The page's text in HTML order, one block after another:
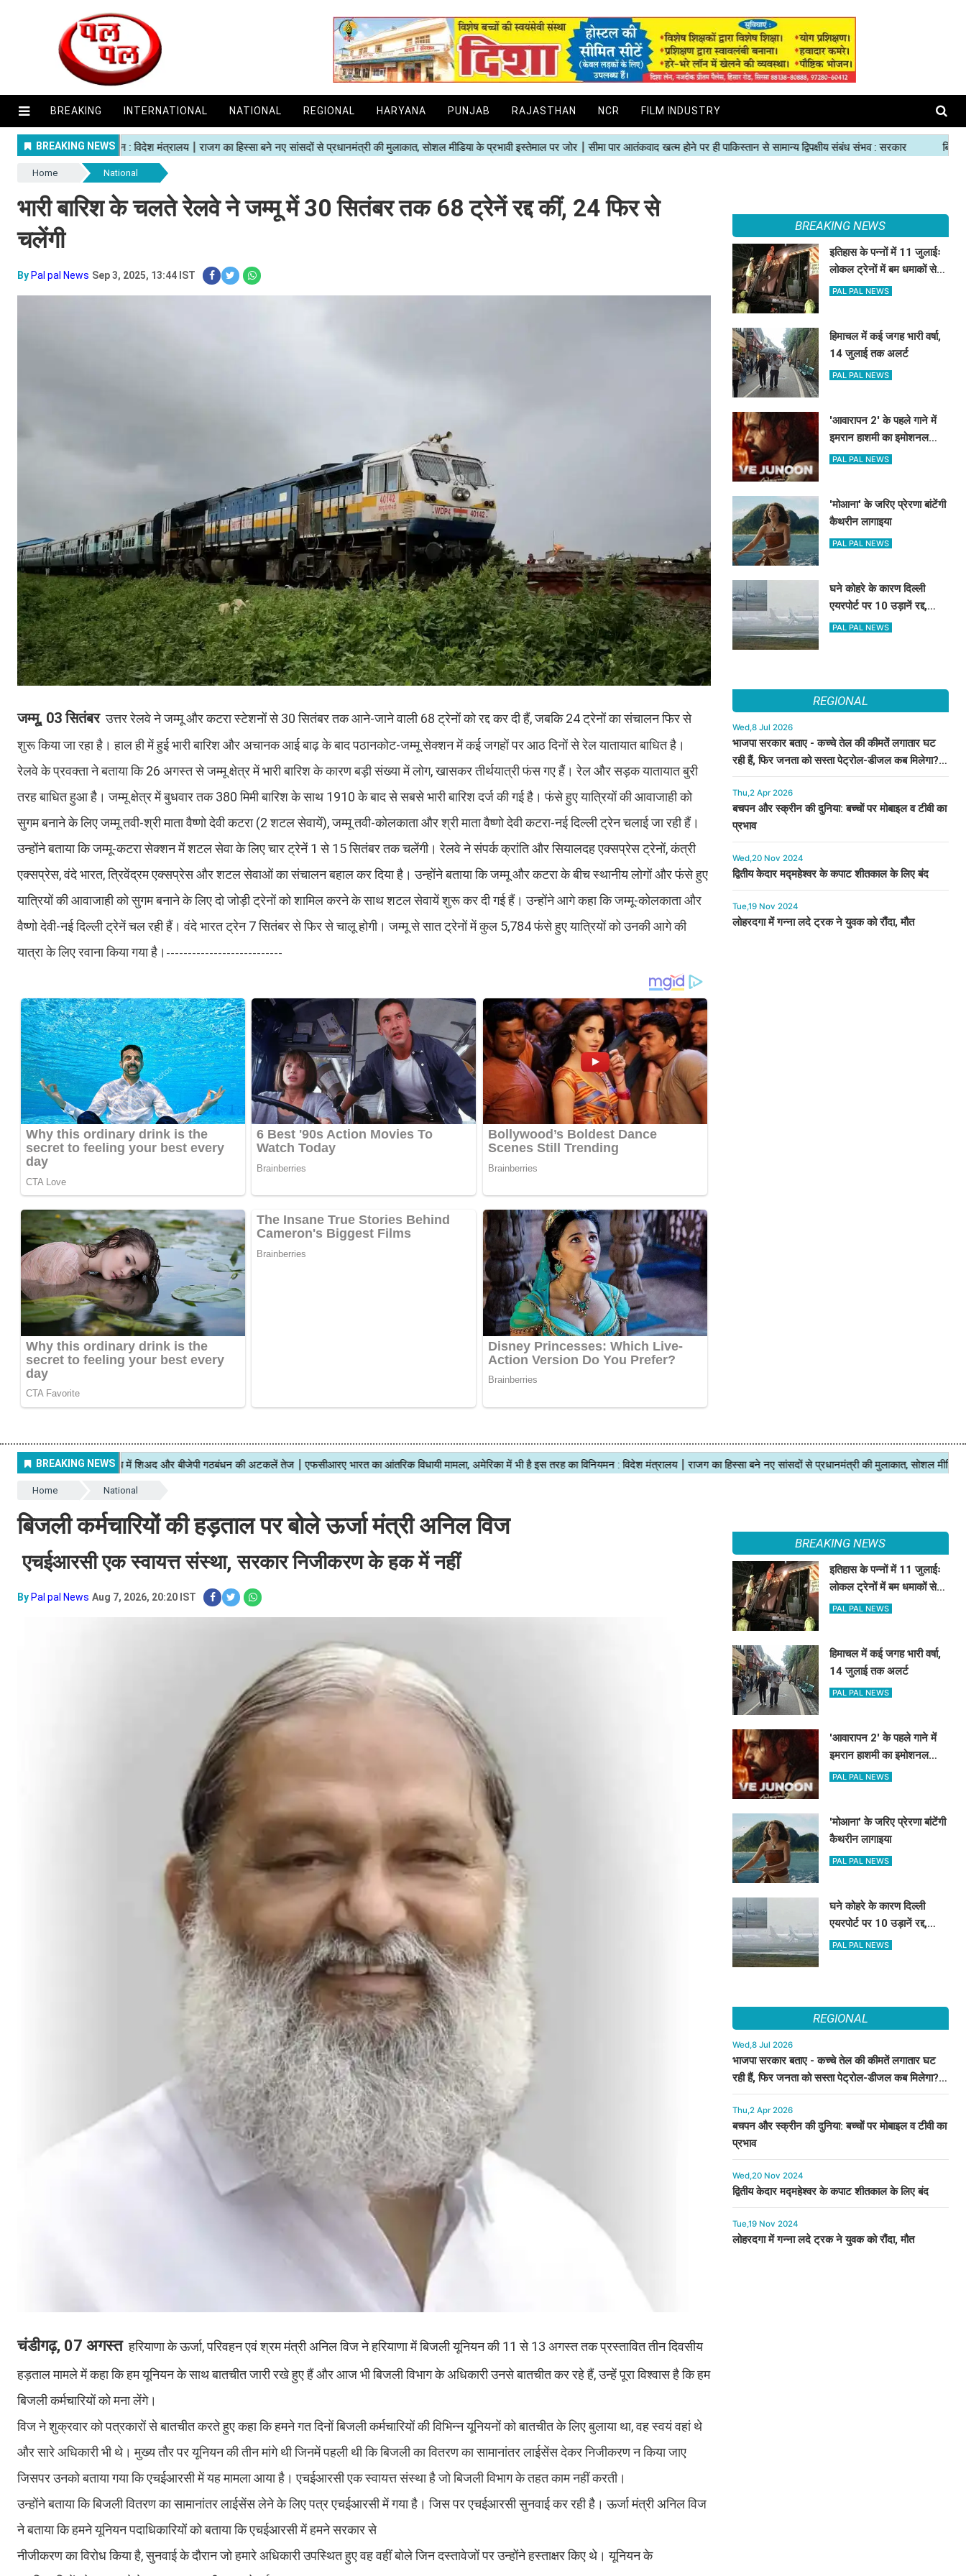
BREAKING INTERNATIONAL NATIONAL REGIONAL HARYANA PUNJAB RAJASTHAN NCR FILM INDUSTRY
Home National
भारी बारिश के चलते रेलवे ने जम्मू में 30 सितंबर तक 68 ट्रेनें रद्द कीं, 24 फिर से
चलेंगी​​​​​​​
By Pal pal News Sep 3, 2025, 13:44 IST
जम्मू, 03 सितंबरउत्तर रेलवे ने जम्मू और कटरा स्टेशनों से 30 सितंबर तक आने-जाने वाली 68 ट्रेनों को रद्द कर दी हैं, जबकि 24 ट्रेनों का संचालन फिर से
शुरू किया जा रहा है। हाल ही में हुई भारी बारिश और अचानक आई बाढ़ के बाद पठानकोट-जम्मू सेक्शन में कई जगहों पर आठ दिनों से रेल यातायात बाधित है।
रेलवे के प्रवक्ता ने बताया कि 26 अगस्त से जम्मू क्षेत्र में भारी बारिश के कारण बड़ी संख्या में लोग, खासकर तीर्थयात्री फंस गए हैं। रेल और सड़क यातायात बुरी
तरह बाधित हुआ है। जम्मू क्षेत्र में बुधवार तक 380 मिमी बारिश के साथ 1910 के बाद से सबसे भारी बारिश दर्ज की गई है। फंसे हुए यात्रियों की आवाजाही को
सुगम बनाने के लिए जम्मू तवी-श्री माता वैष्णो देवी कटरा (2 शटल सेवायें), जम्मू तवी-कोलकाता और श्री माता वैष्णो देवी कटरा-नई दिल्ली ट्रेन चलाई जा रही हैं।
उन्होंने बताया कि जम्मू-कटरा सेक्शन में शटल सेवा के लिए चार ट्रेनें 1 से 15 सितंबर तक चलेंगी। रेलवे ने संपर्क क्रांति और सियालदह एक्सप्रेस ट्रेनों, कंत्री
एक्सप्रेस, वंदे भारत, त्रिवेंद्रम एक्सप्रेस और शटल सेवाओं का संचालन बहाल कर दिया है। उन्होंने बताया कि जम्मू और कटरा के बीच स्थानीय लोगों और फंसे हुए
यात्रियों की आवाजाही को सुगम बनाने के लिए दो जोड़ी ट्रेनों को शामिल करने के साथ शटल सेवायें शुरू कर दी गई हैं। उन्होंने आगे कहा कि जम्मू-कोलकाता और
वैष्णो देवी-नई दिल्ली ट्रेनें चल रही हैं। वंदे भारत ट्रेन 7 सितंबर से फिर से चालू होगी। जम्मू से सात ट्रेनों में कुल 5,784 फंसे हुए यात्रियों को उनकी आगे की
यात्रा के लिए रवाना किया गया है। ---------------------------
BREAKING NEWS
इतिहास के पन्नों में 11 जुलाईः
लोकल ट्रेनों में बम धमाकों से
दहल गई मुंबई, 189 की मौत
PAL PAL NEWS
हिमाचल में कई जगह भारी वर्षा,
14 जुलाई तक अलर्ट
PAL PAL NEWS
'आवारापन 2' के पहले गाने में
इमरान हाशमी का इमोशनल
अवतार
PAL PAL NEWS
'मोआना' के जरिए प्रेरणा बांटेंगी
कैथरीन लागाइया
PAL PAL NEWS
घने कोहरे के कारण दिल्ली
एयरपोर्ट पर 10 उड़ानें रद्द,
270 से अधिक में देरी
PAL PAL NEWS
REGIONAL
Wed,8 Jul 2026
भाजपा सरकार बताए - कच्चे तेल की कीमतें लगातार घट
रही हैं, फिर जनता को सस्ता पेट्रोल-डीजल कब मिलेगा? :
कुमारी सैलजा
Thu,2 Apr 2026
बचपन और स्क्रीन की दुनिया: बच्चों पर मोबाइल व टीवी का
प्रभाव
Wed,20 Nov 2024
द्वितीय केदार मद्महेश्वर के कपाट शीतकाल के लिए बंद
Tue,19 Nov 2024
लोहरदगा में गन्ना लदे ट्रक ने युवक को रौंदा, मौत
Home National
बिजली कर्मचारियों की हड़ताल पर बोले ऊर्जा मंत्री अनिल विज
एचईआरसी एक स्वायत्त संस्था, सरकार निजीकरण के हक में नहीं
By Pal pal News Aug 7, 2026, 20:20 IST
चंडीगढ़, 07 अगस्त हरियाणा के ऊर्जा, परिवहन एवं श्रम मंत्री अनिल विज ने हरियाणा में बिजली यूनियन की 11 से 13 अगस्त तक प्रस्तावित तीन दिवसीय
हड़ताल मामले में कहा कि हम यूनियन के साथ बातचीत जारी रखे हुए हैं और आज भी बिजली विभाग के अधिकारी उनसे बातचीत कर रहे हैं, उन्हें पूरा विश्वास है कि हम
बिजली कर्मचारियों को मना लेंगे।
विज ने शुक्रवार को पत्रकारों से बातचीत करते हुए कहा कि हमने गत दिनों बिजली कर्मचारियों की विभिन्न यूनियनों को बातचीत के लिए बुलाया था, वह स्वयं वहां थे
और सारे अधिकारी भी थे। मुख्य तौर पर यूनियन की तीन मांगे थी जिनमें पहली थी कि बिजली का वितरण का सामानांतर लाईसेंस देकर निजीकरण न किया जाए
जिसपर उनको बताया गया कि एचईआरसी में यह मामला आया है। एचईआरसी एक स्वायत्त संस्था है जो बिजली विभाग के तहत काम नहीं करती।
उन्होंने बताया कि बिजली वितरण का सामानांतर लाईसेंस लेने के लिए पत्र एचईआरसी में गया है। जिस पर एचईआरसी सुनवाई कर रही है। ऊर्जा मंत्री अनिल विज
ने बताया कि हमने यूनियन पदाधिकारियों को बताया कि एचईआरसी में हमने सरकार से
नीजीकरण का विरोध किया है, सुनवाई के दौरान जो हमारे अधिकारी उपस्थित हुए वह वहीं बोले जिन दस्तावेजों पर उन्होंने हस्ताक्षर किए थे। यूनियन के
BREAKING NEWS
इतिहास के पन्नों में 11 जुलाईः
लोकल ट्रेनों में बम धमाकों से
दहल गई मुंबई, 189 की मौत
PAL PAL NEWS
हिमाचल में कई जगह भारी वर्षा,
14 जुलाई तक अलर्ट
PAL PAL NEWS
'आवारापन 2' के पहले गाने में
इमरान हाशमी का इमोशनल
अवतार
PAL PAL NEWS
'मोआना' के जरिए प्रेरणा बांटेंगी
कैथरीन लागाइया
PAL PAL NEWS
घने कोहरे के कारण दिल्ली
एयरपोर्ट पर 10 उड़ानें रद्द,
270 से अधिक में देरी
PAL PAL NEWS
REGIONAL
Wed,8 Jul 2026
भाजपा सरकार बताए - कच्चे तेल की कीमतें लगातार घट
रही हैं, फिर जनता को सस्ता पेट्रोल-डीजल कब मिलेगा? :
कुमारी सैलजा
Thu,2 Apr 2026
बचपन और स्क्रीन की दुनिया: बच्चों पर मोबाइल व टीवी का
प्रभाव
Wed,20 Nov 2024
द्वितीय केदार मद्महेश्वर के कपाट शीतकाल के लिए बंद
Tue,19 Nov 2024
लोहरदगा में गन्ना लदे ट्रक ने युवक को रौंदा, मौत